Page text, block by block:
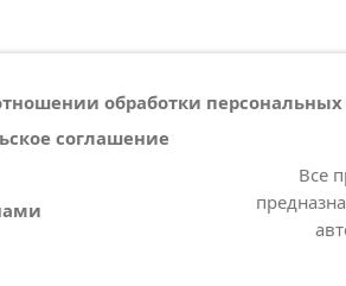
обработки
соглашение
Все